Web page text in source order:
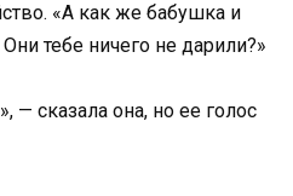
«А как же бабушка и
тебе ничего не дарили?»
— сказала она, но ее голос